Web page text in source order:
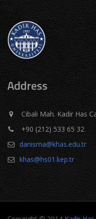
Address
Cibali Mah. Kadir Has
+90 (212) 533 65 32
danisma@khas.edu.tr
khas@hs01.kep.tr